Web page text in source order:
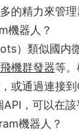
的精力來管
機器人？
）類似國内
飛機群發器等
或通過連接
，可以在
機器人？